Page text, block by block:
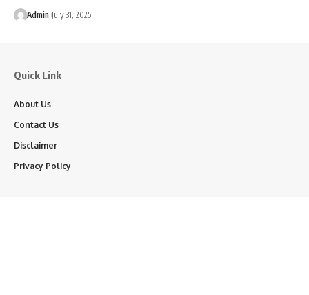
Admin July 31, 2025
Quick Link
About Us
Contact Us
Disclaimer
Privacy Policy